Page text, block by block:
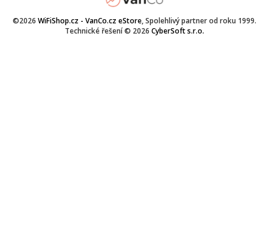
©2026 WiFiShop.cz - VanCo.cz eStore, Spolehlivý partner od roku 1999.
Technické řešení © 2026 CyberSoft s.r.o.